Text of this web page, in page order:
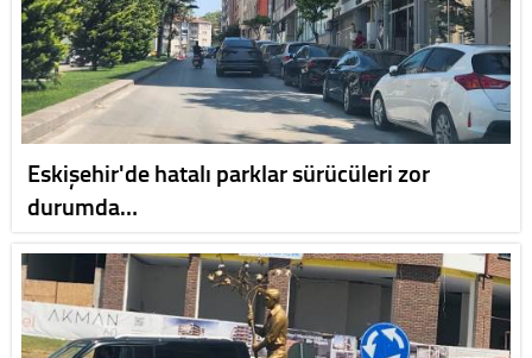
Eskişehir'de hatalı parklar sürücüleri zor
durumda…